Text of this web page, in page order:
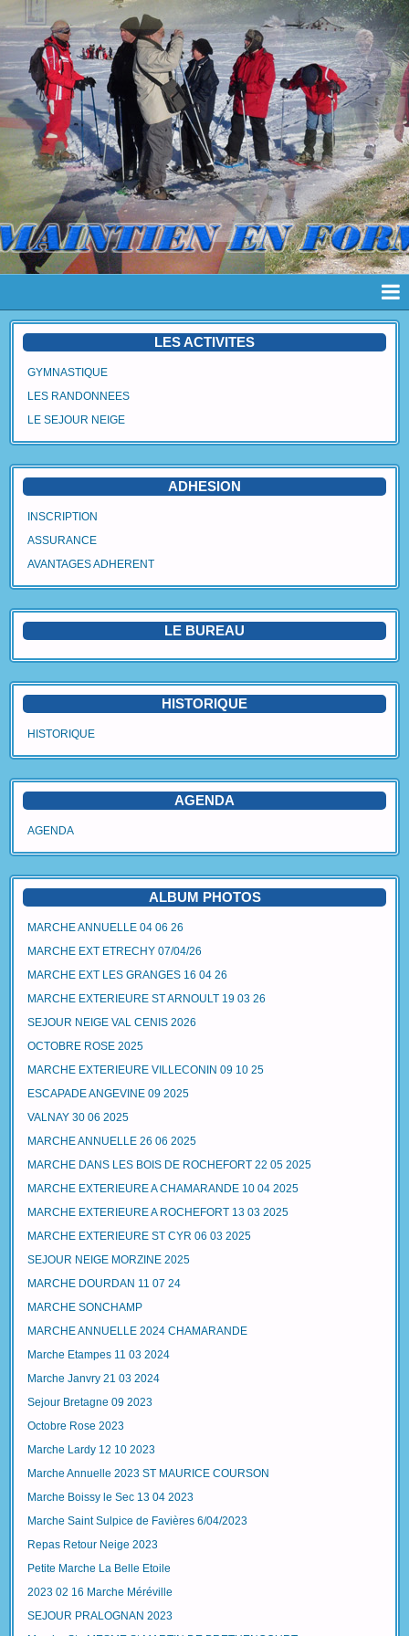
Page d'accueil
Album
Avantages Adhérent
Contact
Blog
LES ACTIVITES
GYMNASTIQUE
LES RANDONNEES
LE SEJOUR NEIGE
ADHESION
INSCRIPTION
ASSURANCE
AVANTAGES ADHERENT
LE BUREAU
HISTORIQUE
HISTORIQUE
AGENDA
AGENDA
ALBUM PHOTOS
MARCHE ANNUELLE 04 06 26
MARCHE EXT ETRECHY 07/04/26
MARCHE EXT LES GRANGES 16 04 26
MARCHE EXTERIEURE ST ARNOULT 19 03 26
SEJOUR NEIGE VAL CENIS 2026
OCTOBRE ROSE 2025
MARCHE EXTERIEURE VILLECONIN 09 10 25
ESCAPADE ANGEVINE 09 2025
VALNAY 30 06 2025
MARCHE ANNUELLE 26 06 2025
MARCHE DANS LES BOIS DE ROCHEFORT 22 05 2025
MARCHE EXTERIEURE A CHAMARANDE 10 04 2025
MARCHE EXTERIEURE A ROCHEFORT 13 03 2025
MARCHE EXTERIEURE ST CYR 06 03 2025
SEJOUR NEIGE MORZINE 2025
MARCHE DOURDAN 11 07 24
MARCHE SONCHAMP
MARCHE ANNUELLE 2024 CHAMARANDE
Marche Etampes 11 03 2024
Marche Janvry 21 03 2024
Sejour Bretagne 09 2023
Octobre Rose 2023
Marche Lardy 12 10 2023
Marche Annuelle 2023 ST MAURICE COURSON
Marche Boissy le Sec 13 04 2023
Marche Saint Sulpice de Favières 6/04/2023
Repas Retour Neige 2023
Petite Marche La Belle Etoile
2023 02 16 Marche Méréville
SEJOUR PRALOGNAN 2023